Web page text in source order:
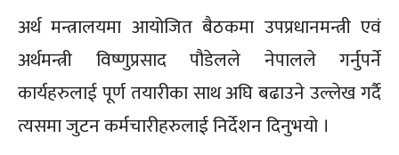
अर्थ मन्त्रालयमा आयोजित बैठकमा उपप्रधानमन्त्री एवं
अर्थमन्त्री विष्णुप्रसाद पौडेलले नेपालले गर्नुपर्ने
कार्यहरुलाई पूर्ण तयारीका साथ अघि बढाउने उल्लेख गर्दै
त्यसमा जुटन कर्मचारीहरुलाई निर्देशन दिनुभयो ।